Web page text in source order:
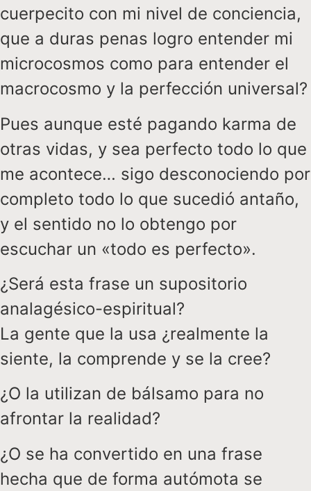
cuerpecito con mi nivel de conciencia,
que a duras penas logro entender mi
microcosmos como para entender el
macrocosmo y la perfección universal?
Pues aunque esté pagando karma de
otras vidas, y sea perfecto todo lo que
me acontece… sigo desconociendo por
completo todo lo que sucedió antaño,
y el sentido no lo obtengo por
escuchar un «todo es perfecto».
¿Será esta frase un supositorio
analagésico-espiritual?
La gente que la usa ¿realmente la
siente, la comprende y se la cree?
¿O la utilizan de bálsamo para no
afrontar la realidad?
¿O se ha convertido en una frase
hecha que de forma autómota se